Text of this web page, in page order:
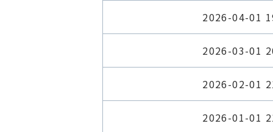
2026-04-01
2026-03-01
2026-02-01
2026-01-01